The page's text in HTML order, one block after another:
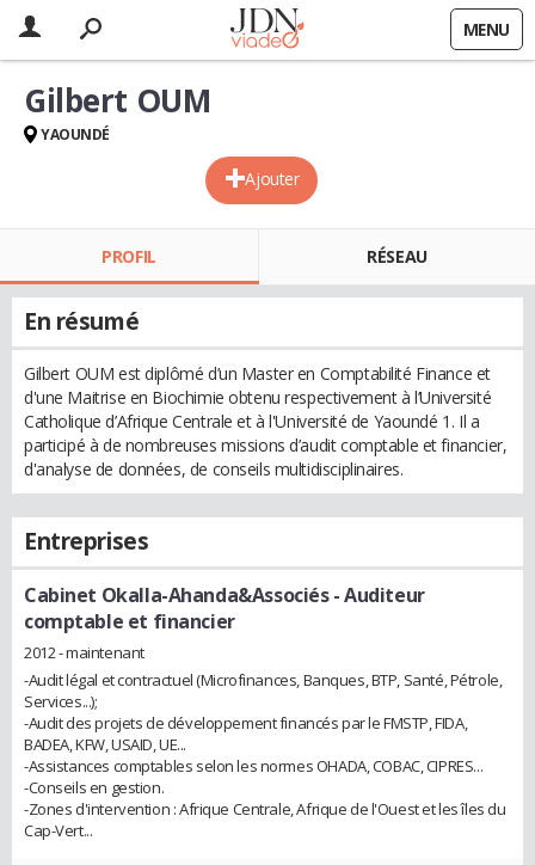
MENU
Ajouter
Gilbert OUM
YAOUNDÉ
PROFIL RÉSEAU
En résumé
Gilbert OUM est diplômé d’un Master en Comptabilité Finance et
d'une Maitrise en Biochimie obtenu respectivement à l’Université
Catholique d’Afrique Centrale et à l'Université de Yaoundé 1. Il a
participé à de nombreuses missions d’audit comptable et financier,
d'analyse de données, de conseils multidisciplinaires.
Entreprises
Cabinet Okalla-Ahanda&Associés- Auditeur
comptable et financier
2012 - maintenant
-Audit légal et contractuel (Microfinances, Banques, BTP, Santé, Pétrole,
Services...);
-Audit des projets de développement financés par le FMSTP, FIDA,
BADEA, KFW, USAID, UE...
-Assistances comptables selon les normes OHADA, COBAC, CIPRES...
-Conseils en gestion.
-Zones d'intervention : Afrique Centrale, Afrique de l'Ouest et les îles du
Cap-Vert...